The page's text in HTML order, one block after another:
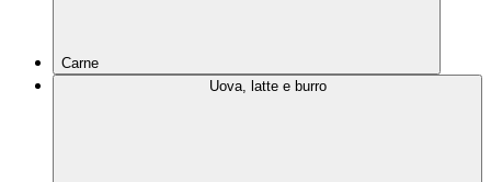
Carne
Uova, latte e burro